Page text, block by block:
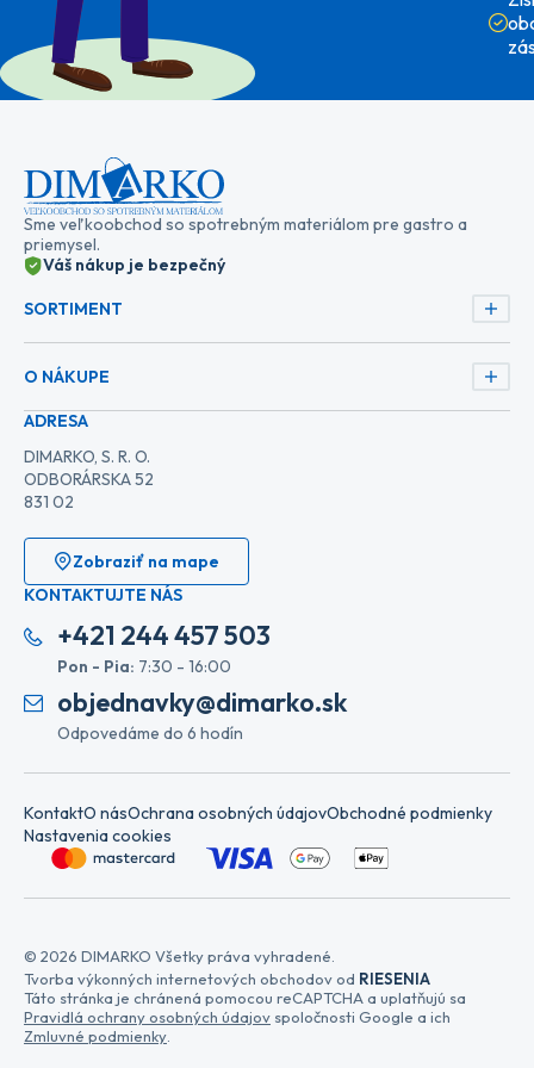
Sme veľkoobchod so spotrebným materiálom pre gastro a
priemysel.
Váš nákup je bezpečný
SORTIMENT
O NÁKUPE
ADRESA
DIMARKO, S. R. O.
ODBORÁRSKA 52
831 02
Zobraziť na mape
KONTAKTUJTE NÁS
+421 244 457 503
Pon - Pia: 7:30 - 16:00
objednavky@dimarko.sk
Odpovedáme do 6 hodín
KontaktO násOchrana osobných údajovObchodné podmienky
Nastavenia cookies
© 2026 DIMARKO Všetky práva vyhradené.
Tvorba výkonných internetových obchodov od RIESENIA
Táto stránka je chránená pomocou reCAPTCHA a uplatňujú sa
Pravidlá ochrany osobných údajov spoločnosti Google a ich
Zmluvné podmienky